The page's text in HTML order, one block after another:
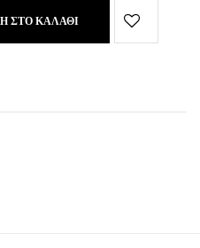
ΣΤΟ ΚΑΛΆΘΙ